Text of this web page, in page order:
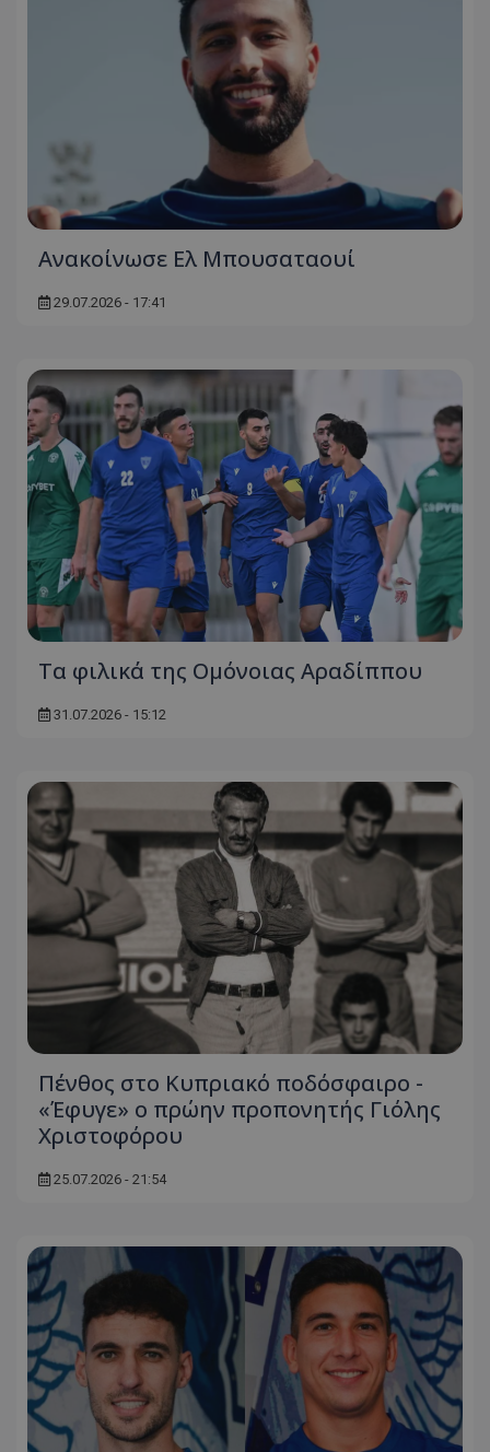
Ανακοίνωσε Ελ Μπουσαταουί
29.07.2026 - 17:41
Τα φιλικά της Ομόνοιας Αραδίππου
31.07.2026 - 15:12
Πένθος στο Κυπριακό ποδόσφαιρο -
«Έφυγε» ο πρώην προπονητής Γιόλης
Χριστοφόρου
25.07.2026 - 21:54